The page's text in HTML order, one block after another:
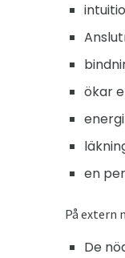
ökar
en
På extern
De